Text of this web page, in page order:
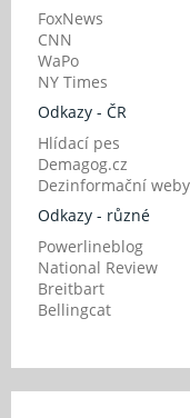
FoxNews
CNN
WaPo
NY Times
Odkazy - ČR
Hlídací pes
Demagog.cz
Dezinformační
Odkazy - různé
Powerlineblog
National Review
Breitbart
Bellingcat